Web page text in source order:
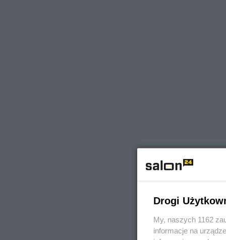
Drogi
My, naszych 1162
informacje na